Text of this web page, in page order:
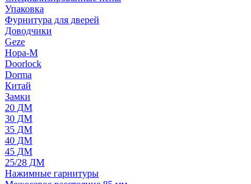
Упаковка
Фурнитура для дверей
Доводчики
Geze
Нора-М
Doorlock
Dorma
Китай
Замки
20 ДМ
30 ДМ
35 ДМ
40 ДМ
45 ДМ
25/28 ДМ
Нажимные гарнитуры